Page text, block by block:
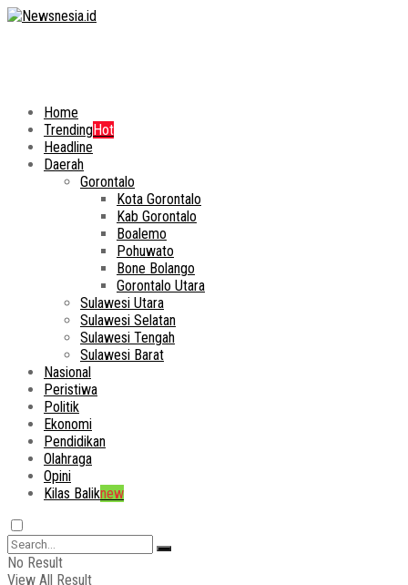
Home
TrendingHot
Headline
Daerah
Gorontalo
Kota Gorontalo
Kab Gorontalo
Boalemo
Pohuwato
Bone Bolango
Gorontalo Utara
Sulawesi Utara
Sulawesi Selatan
Sulawesi Tengah
Sulawesi Barat
Nasional
Peristiwa
Politik
Ekonomi
Pendidikan
Olahraga
Opini
Kilas Baliknew
No Result
View All Result